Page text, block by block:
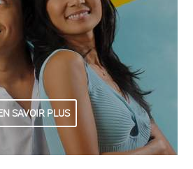
SAVOIR PLUS